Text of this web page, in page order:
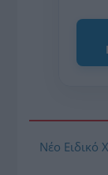
Νέο Ειδικό